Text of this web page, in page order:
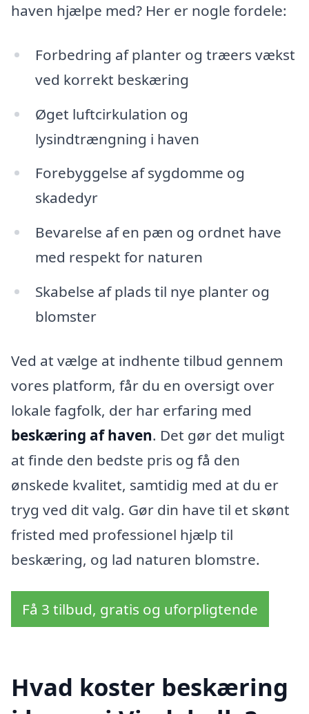
haven hjælpe med? Her er nogle fordele:
Forbedring af planter og træers vækst
ved korrekt beskæring
Øget luftcirkulation og
lysindtrængning i haven
Forebyggelse af sygdomme og
skadedyr
Bevarelse af en pæn og ordnet have
med respekt for naturen
Skabelse af plads til nye planter og
blomster
Ved at vælge at indhente tilbud gennem
vores platform, får du en oversigt over
lokale fagfolk, der har erfaring med
beskæring af haven. Det gør det muligt
at finde den bedste pris og få den
ønskede kvalitet, samtidig med at du er
tryg ved dit valg. Gør din have til et skønt
fristed med professionel hjælp til
beskæring, og lad naturen blomstre.
Få 3 tilbud, gratis og uforpligtende
Hvad koster beskæring